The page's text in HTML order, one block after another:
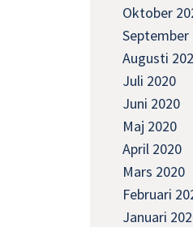
Oktober
September
Augusti
Juli 2020
Juni 2020
Maj 2020
April 2020
Mars 2020
Februari
Januari